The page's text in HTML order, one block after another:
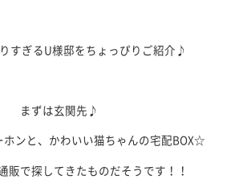
すぎるU様邸をちょっぴりご紹介♪
まずは玄関先♪
ホンと、かわいい猫ちゃんの宅配BOX☆
販で探してきたものだそうです！！